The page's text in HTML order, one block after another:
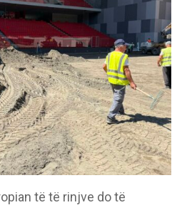
të të rinjve do të